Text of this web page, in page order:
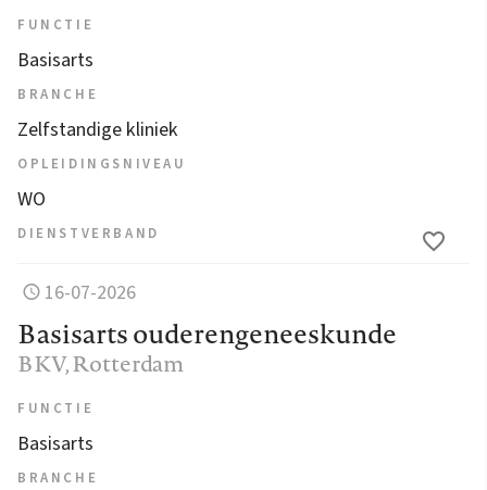
FUNCTIE
Basisarts
BRANCHE
Zelfstandige kliniek
OPLEIDINGSNIVEAU
WO
DIENSTVERBAND
16-07-2026
Basisarts ouderengeneeskunde
BKV, Rotterdam
FUNCTIE
Basisarts
BRANCHE